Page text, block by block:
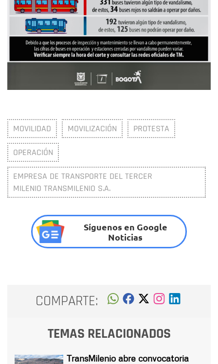
MOVILIDAD MOVILIZACIÓN PROTESTA
OPERACIÓN
EMPRESA DE TRANSPORTE DEL TERCER
MILENIO TRANSMILENIO S.A.
Síguenos en Google
Noticias
COMPARTE:
TEMAS RELACIONADOS
TransMilenio abre convocatoria